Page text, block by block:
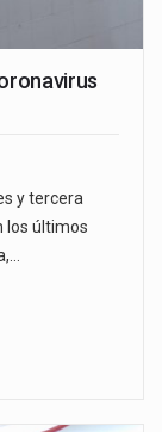
y tercera
los últimos